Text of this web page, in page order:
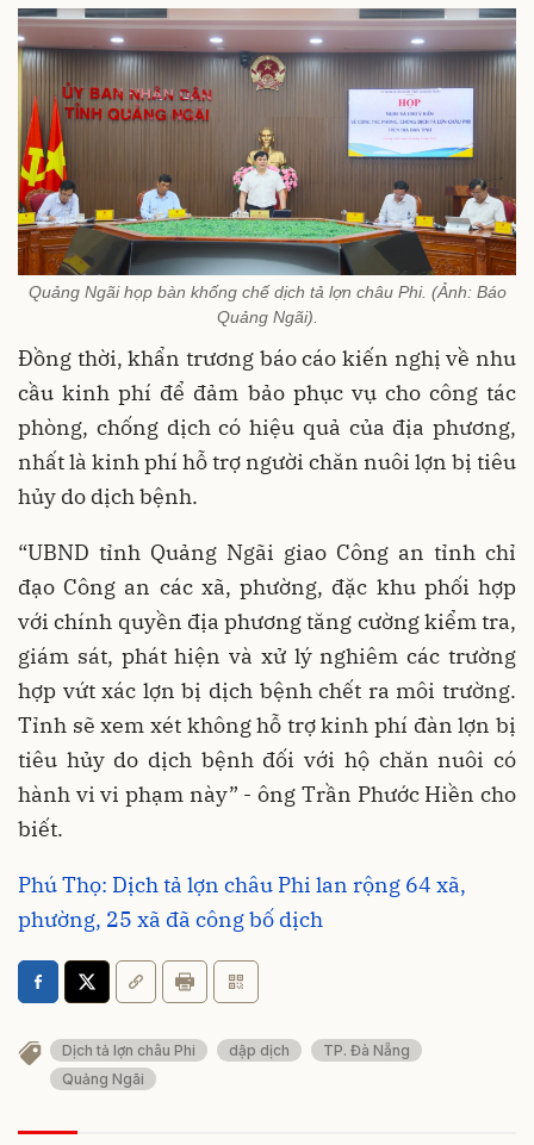
Quảng Ngãi họp bàn khống chế dịch tả lợn châu Phi. (Ảnh: Báo
Quảng Ngãi).
Đồng thời, khẩn trương báo cáo kiến nghị về nhu
cầu kinh phí để đảm bảo phục vụ cho công tác
phòng, chống dịch có hiệu quả của địa phương,
nhất là kinh phí hỗ trợ người chăn nuôi lợn bị tiêu
hủy do dịch bệnh.
“UBND tỉnh Quảng Ngãi giao Công an tỉnh chỉ
đạo Công an các xã, phường, đặc khu phối hợp
với chính quyền địa phương tăng cường kiểm tra,
giám sát, phát hiện và xử lý nghiêm các trường
hợp vứt xác lợn bị dịch bệnh chết ra môi trường.
Tỉnh sẽ xem xét không hỗ trợ kinh phí đàn lợn bị
tiêu hủy do dịch bệnh đối với hộ chăn nuôi có
hành vi vi phạm này” - ông Trần Phước Hiền cho
biết.
Phú Thọ: Dịch tả lợn châu Phi lan rộng 64 xã,
phường, 25 xã đã công bố dịch
Dịch tả lợn châu Phi dập dịch
TP. Đà Nẵng
Quảng Ngãi